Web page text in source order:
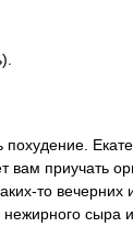
похудение.
вам приучать
то
сыра